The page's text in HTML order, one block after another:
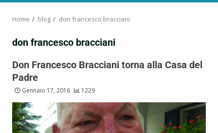
Home blog don francesco bracciani
don francesco bracciani
Don Francesco Bracciani torna alla Casa del
Padre
Gennaio 17, 2016 1229